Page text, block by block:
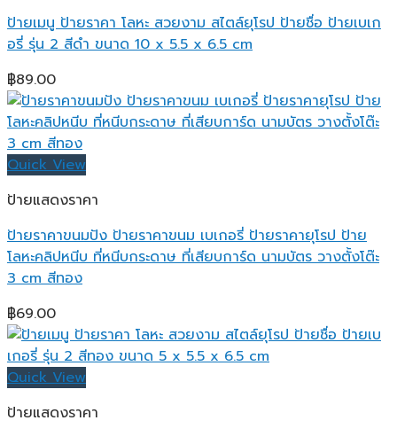
ป้ายเมนู ป้ายราคา โลหะ สวยงาม สไตล์ยุโรป ป้ายชื่อ ป้ายเบเก
อรี่ รุ่น 2 สีดำ ขนาด 10 x 5.5 x 6.5 cm
฿89.00
Quick View
ป้ายแสดงราคา
ป้ายราคาขนมปัง ป้ายราคาขนม เบเกอรี่ ป้ายราคายุโรป ป้าย
โลหะคลิปหนีบ ที่หนีบกระดาษ ที่เสียบการ์ด นามบัตร วางตั้งโต๊ะ
3 cm สีทอง
฿69.00
Quick View
ป้ายแสดงราคา